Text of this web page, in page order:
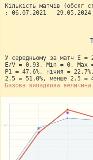
Кількість матчів (обсяг
: 06.07.2021 - 29.05.2024
У середньому за матч E
E/V = 0.93, Min = 0, Max
P1 = 47.6%, нічия =
2.5 = 51.0%, менше 2.5 =
Базова випадкова